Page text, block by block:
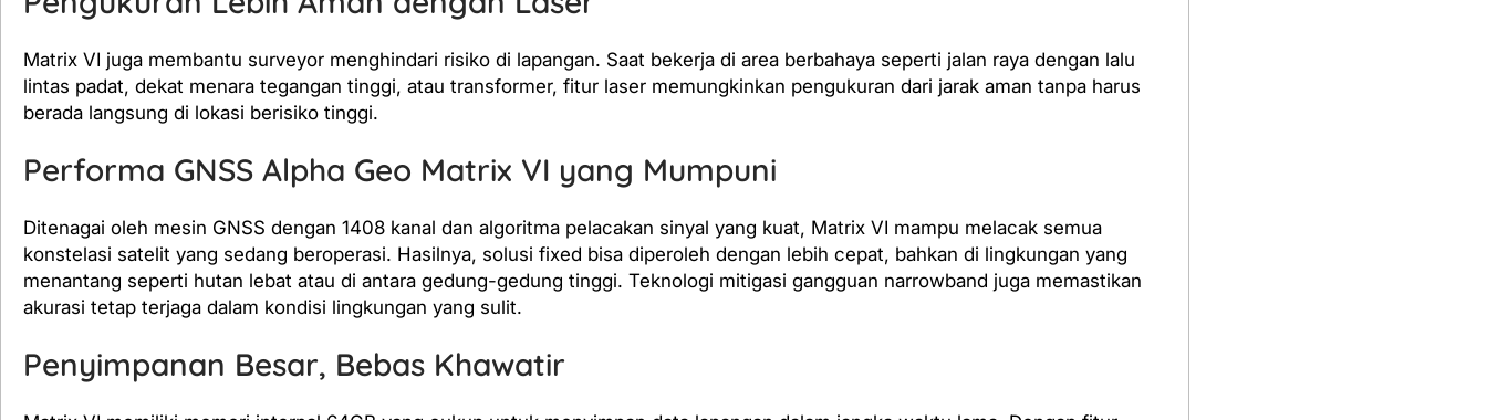
Matrix VI juga membantu surveyor menghindari risiko di lapangan. Saat bekerja di area berbahaya seperti jalan raya dengan lalu
lintas padat, dekat menara tegangan tinggi, atau transformer, fitur laser memungkinkan pengukuran dari jarak aman tanpa harus
berada langsung di lokasi berisiko tinggi.
Performa GNSS Alpha Geo Matrix VI yang Mumpuni
Ditenagai oleh mesin GNSS dengan 1408 kanal dan algoritma pelacakan sinyal yang kuat, Matrix VI mampu melacak semua
konstelasi satelit yang sedang beroperasi. Hasilnya, solusi fixed bisa diperoleh dengan lebih cepat, bahkan di lingkungan yang
menantang seperti hutan lebat atau di antara gedung-gedung tinggi. Teknologi mitigasi gangguan narrowband juga memastikan
akurasi tetap terjaga dalam kondisi lingkungan yang sulit.
Penyimpanan Besar, Bebas Khawatir